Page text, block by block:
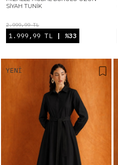
SIYAH TUNIK
2.999,99 TL
1.999,99 TL | %33
YENI